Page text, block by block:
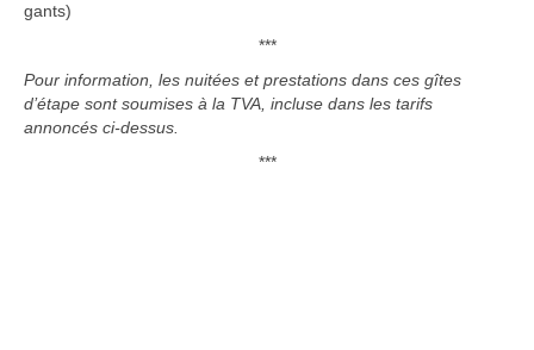
gants)
***
Pour information, les nuitées et prestations dans ces gîtes
d’étape sont soumises à la TVA, incluse dans les tarifs
annoncés ci-dessus.
***